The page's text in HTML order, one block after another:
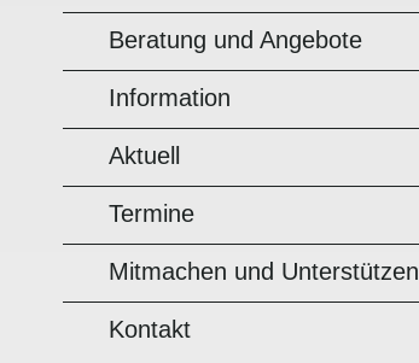
Beratung und Angebote
Information
Aktuell
Termine
Mitmachen und Unterstützen
Kontakt